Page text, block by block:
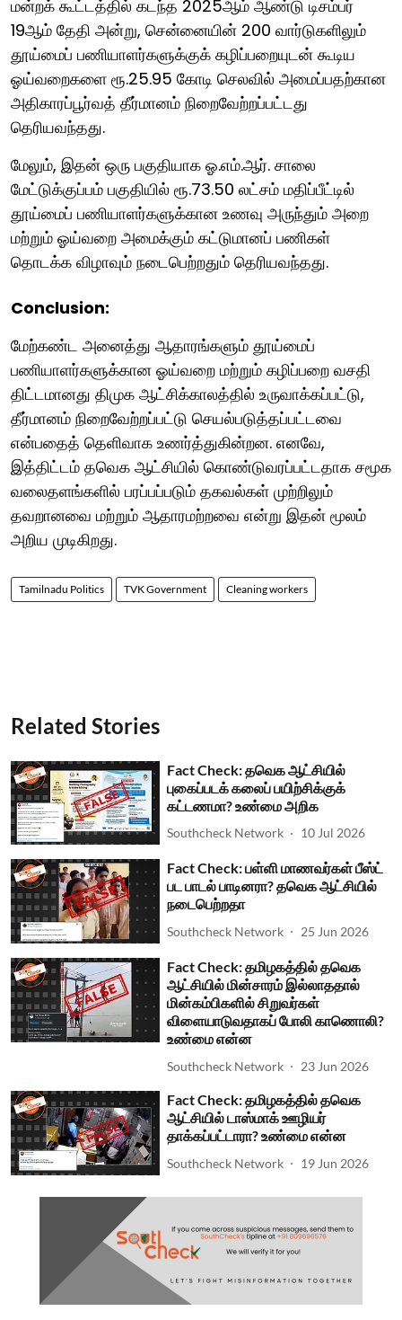
மன்றக் கூட்டத்தில் கடந்த 2025ஆம் ஆண்டு டிசம்பர்
19ஆம் தேதி அன்று, சென்னையின் 200 வார்டுகளிலும்
தூய்மைப் பணியாளர்களுக்குக் கழிப்பறையுடன் கூடிய
ஓய்வறைகளை ரூ.25.95 கோடி செலவில் அமைப்பதற்கான
அதிகாரப்பூர்வத் தீர்மானம் நிறைவேற்றப்பட்டது
தெரியவந்தது.
மேலும், இதன் ஒரு பகுதியாக ஓ.எம்.ஆர். சாலை
மேட்டுக்குப்பம் பகுதியில் ரூ.73.50 லட்சம் மதிப்பீட்டில்
தூய்மைப் பணியாளர்களுக்கான உணவு அருந்தும் அறை
மற்றும் ஓய்வறை அமைக்கும் கட்டுமானப் பணிகள்
தொடக்க விழாவும் நடைபெற்றதும் தெரியவந்தது.
Conclusion:
மேற்கண்ட அனைத்து ஆதாரங்களும் தூய்மைப்
பணியாளர்களுக்கான ஓய்வறை மற்றும் கழிப்பறை வசதி
திட்டமானது திமுக ஆட்சிக்காலத்தில் உருவாக்கப்பட்டு,
தீர்மானம் நிறைவேற்றப்பட்டு செயல்படுத்தப்பட்டவை
என்பதைத் தெளிவாக உணர்த்துகின்றன. எனவே,
இத்திட்டம் தவெக ஆட்சியில் கொண்டுவரப்பட்டதாக சமூக
வலைதளங்களில் பரப்பப்படும் தகவல்கள் முற்றிலும்
தவறானவை மற்றும் ஆதாரமற்றவை என்று இதன் மூலம்
அறிய முடிகிறது.
Tamilnadu Politics TVK Government Cleaning workers
Related Stories
Fact Check: தவெக ஆட்சியில்
புகைப்படக் கலைப் பயிற்சிக்குக்
கட்டணமா? உண்மை அறிக
Southcheck Network 10 Jul 2026
Fact Check: பள்ளி மாணவர்கள் பீஸ்ட்
பட பாடல் பாடினரா? தவெக ஆட்சியில்
நடைபெற்றதா
Southcheck Network 25 Jun 2026
Fact Check: தமிழகத்தில் தவெக
ஆட்சியில் மின்சாரம் இல்லாததால்
மின்கம்பிகளில் சிறுவர்கள்
விளையாடுவதாகப் போலி காணொலி?
உண்மை என்ன
Southcheck Network 23 Jun 2026
Fact Check: தமிழகத்தில் தவெக
ஆட்சியில் டாஸ்மாக் ஊழியர்
தாக்கப்பட்டாரா? உண்மை என்ன
Southcheck Network 19 Jun 2026